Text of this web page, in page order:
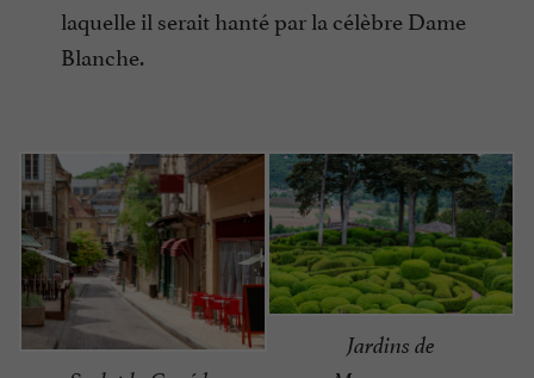
laquelle il serait hanté par la célèbre Dame
Blanche.
Jardins de